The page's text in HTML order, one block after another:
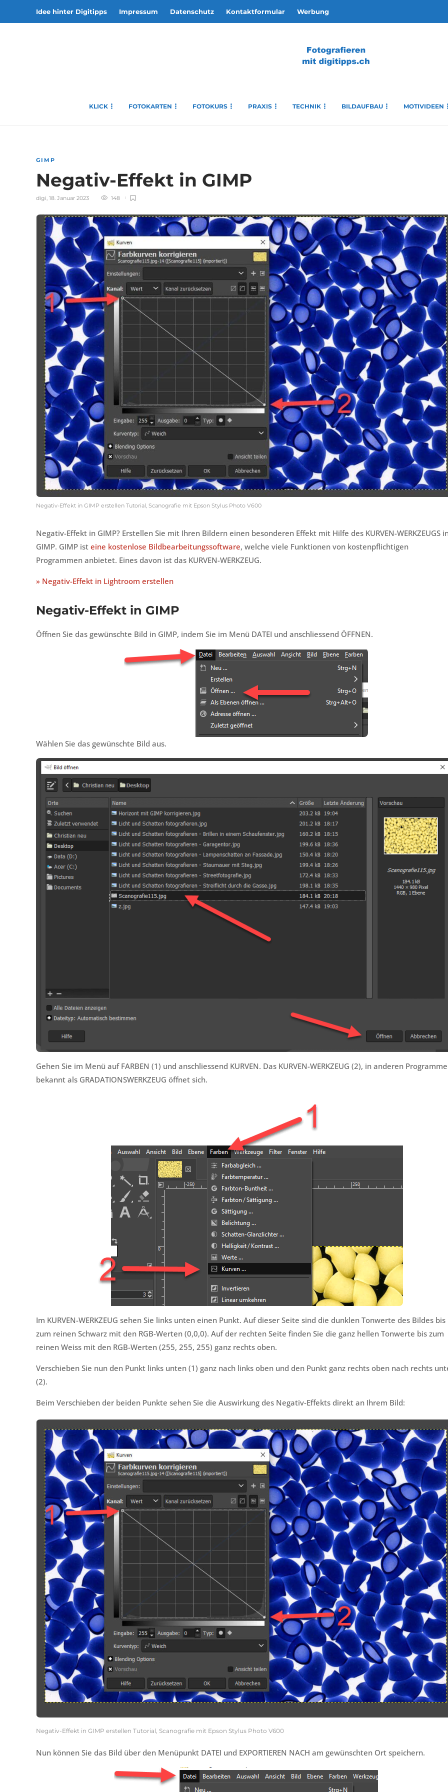
Idee hinter Digitipps Impressum Datenschutz Kontaktformular Werbung
KLICK FOTOKARTEN FOTOKURS PRAXIS TECHNIK BILDAUFBAU MOTIVIDEEN
GIMP
Negativ-Effekt in GIMP
digi, 18. Januar 2023 148
Negativ-Effekt in GIMP erstellen Tutorial, Scanografie mit Epson Stylus Photo V600
Negativ-Effekt in GIMP? Erstellen Sie mit Ihren Bildern einen besonderen Effekt mit Hilfe des KURVEN-WERKZEUGS
GIMP. GIMP ist eine kostenlose Bildbearbeitungssoftware, welche viele Funktionen von kostenpflichtigen
Programmen anbietet. Eines davon ist das KURVEN-WERKZEUG.
» Negativ-Effekt in Lightroom erstellen
Negativ-Effekt in GIMP
Öffnen Sie das gewünschte Bild in GIMP, indem Sie im Menü DATEI und anschliessend ÖFFNEN.
Wählen Sie das gewünschte Bild aus.
Gehen Sie im Menü auf FARBEN (1) und anschliessend KURVEN. Das KURVEN-WERKZEUG (2), in anderen
bekannt als GRADATIONSWERKZEUG öffnet sich.
Im KURVEN-WERKZEUG sehen Sie links unten einen Punkt. Auf dieser Seite sind die dunklen Tonwerte des Bildes bis
zum reinen Schwarz mit den RGB-Werten (0,0,0). Auf der rechten Seite finden Sie die ganz hellen Tonwerte bis zum
reinen Weiss mit den RGB-Werten (255, 255, 255) ganz rechts oben.
Verschieben Sie nun den Punkt links unten (1) ganz nach links oben und den Punkt ganz rechts oben nach rechts
(2).
Beim Verschieben der beiden Punkte sehen Sie die Auswirkung des Negativ-Effekts direkt an Ihrem Bild:
Negativ-Effekt in GIMP erstellen Tutorial, Scanografie mit Epson Stylus Photo V600
Nun können Sie das Bild über den Menüpunkt DATEI und EXPORTIEREN NACH am gewünschten Ort speichern.